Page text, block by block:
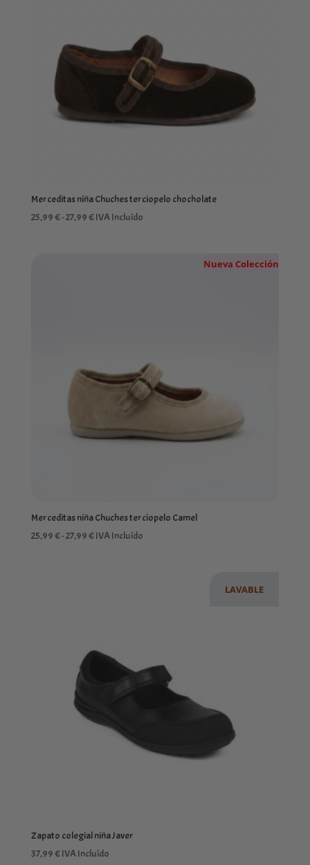
Merceditas niña Chuches terciopelo chocholate
25,99€-27,99€Rango
IVA Incluído
Nueva Colección
Merceditas niña Chuches terciopelo Camel
25,99€-27,99€Rango
IVA Incluído
LAVABLE
Zapato colegial niña Javer
37,99€IVA Incluído